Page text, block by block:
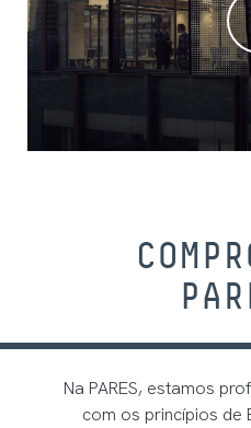
Na PARES, estamos
com os princípios de